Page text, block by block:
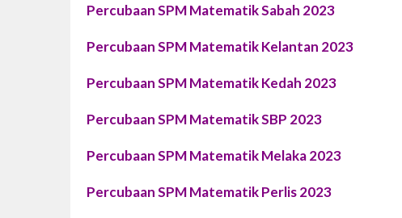
Percubaan SPM Matematik Sabah 2023
Percubaan SPM Matematik Kelantan 2023
Percubaan SPM Matematik Kedah 2023
Percubaan SPM Matematik SBP 2023
Percubaan SPM Matematik Melaka 2023
Percubaan SPM Matematik Perlis 2023